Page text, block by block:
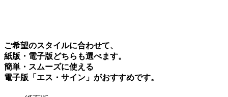
ご希望のスタイルに合わせて、
紙版 ・ 電子版どちらも選べます。
簡単・スムーズに使える
電子版「エス・サイン」 がおすすめです。